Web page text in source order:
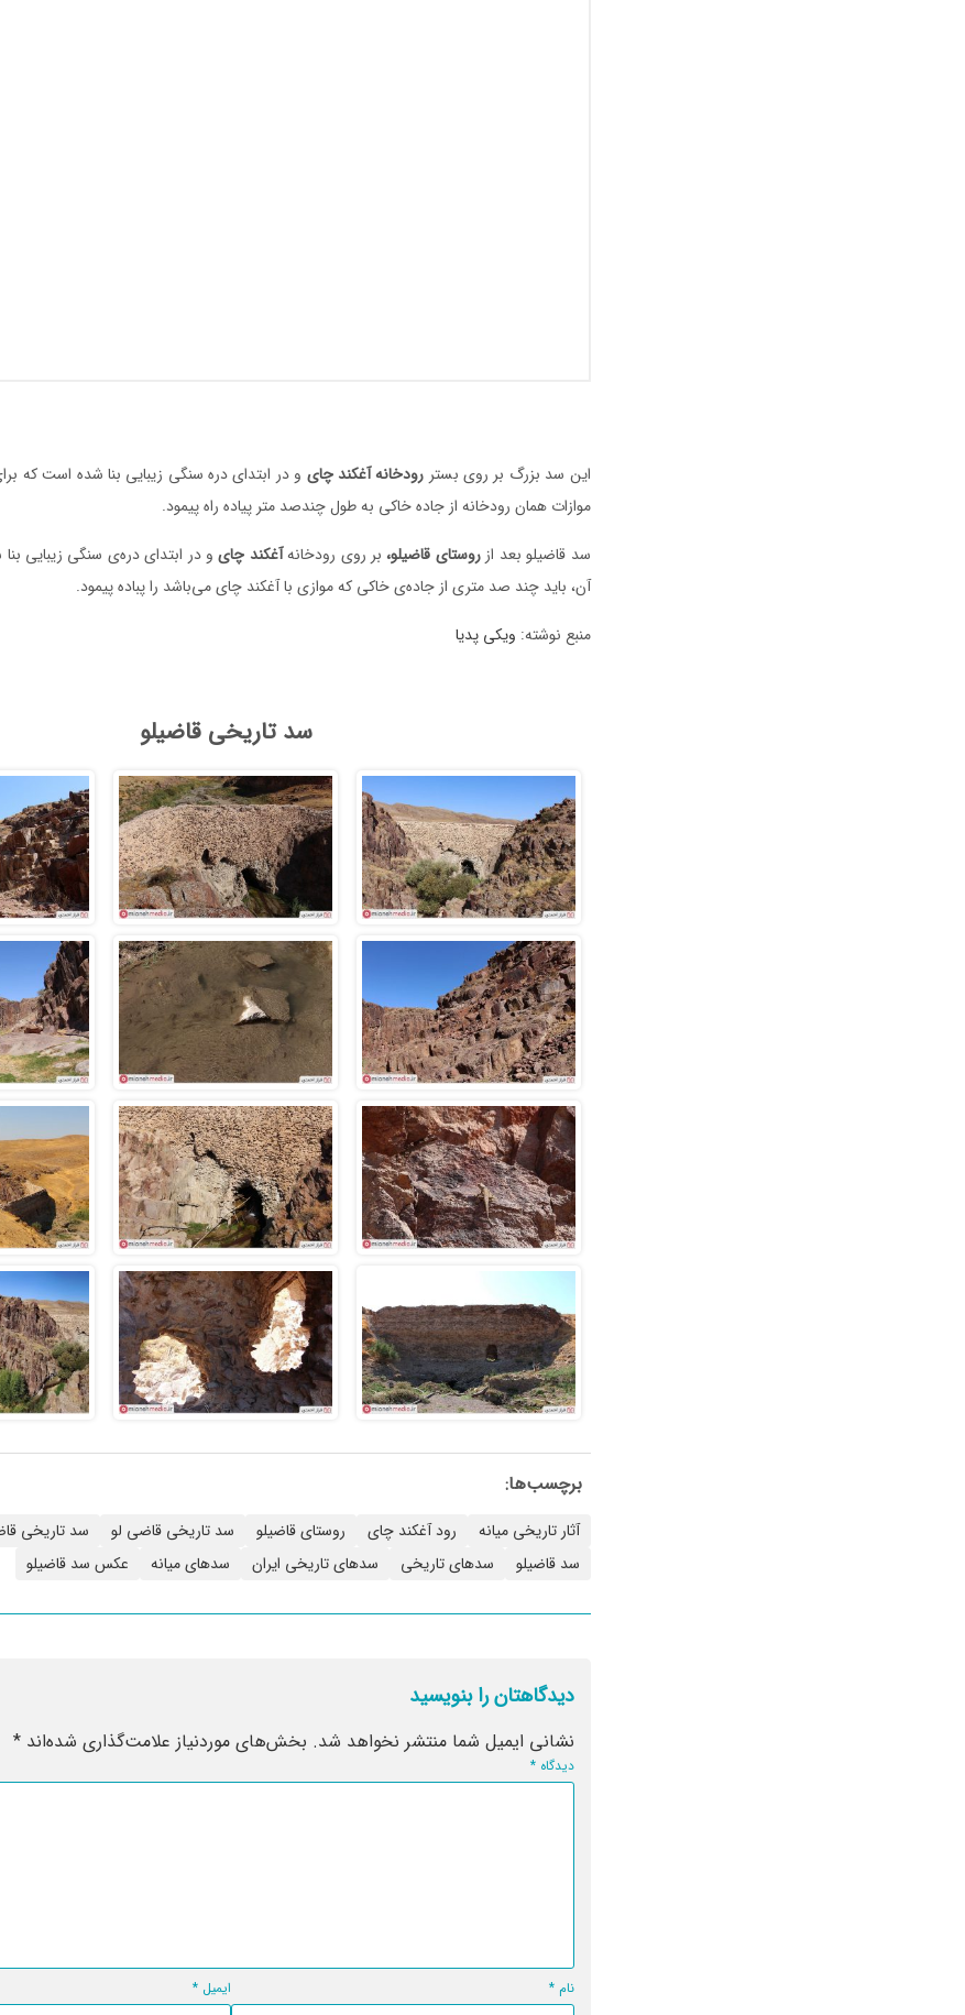
این سد بزرگ بر روی بستر رودخانهآغکند چای و‌ در ابتدای دره سنگی زیبایی بنا شده است که
موازات همان رودخانه از جاده خاکی به طول چندصد متر پیاده راه پیمود.
سد قاضیلو بعد ازروستای قاضیلو، بر روی رودخانهآغکند چایو در ابتدای دره‌ی سنگی زیبایی
آن، باید چند صد متری از جاده‌ی خاکی که موازی با آغکند چای می‌باشد را پباده پیمود.
منبع نوشته: ویکی پدیا
سد تاریخی قاضیلو
برچسب‌ها:
آثار تاریخی میانه رود آغکند چای روستای قاضیلو سد تاریخی قاضی لو سد تاریخی
سد قاضیلو
سدهای تاریخی سدهای تاریخی ایران سدهای میانه عکس سد قاضیلو
دیدگاهتان را بنویسید
نشانی ایمیل شما منتشر نخواهد شد. بخش‌های موردنیاز علامت‌گذاری شده‌اند*
دیدگاه*
نام* ایمیل *